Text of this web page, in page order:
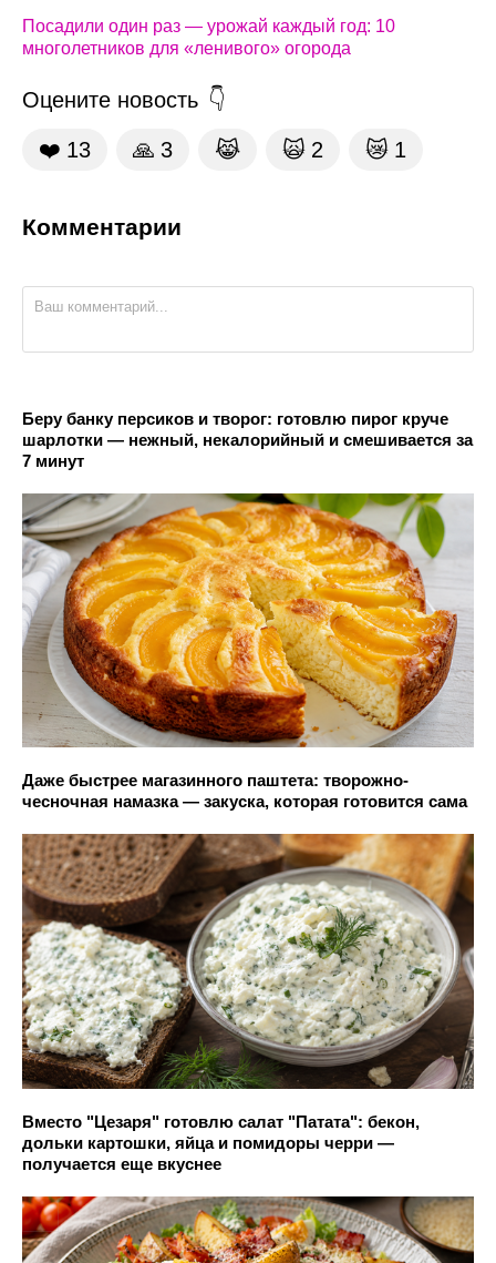
Посадили один раз — урожай каждый год: 10
многолетников для «ленивого» огорода
Оцените новость
❤️ 13 🙏 3 😹 🙀 2 😿 1
Комментарии
Беру банку персиков и творог: готовлю пирог круче
шарлотки — нежный, некалорийный и смешивается за
7 минут
Даже быстрее магазинного паштета: творожно-
чесночная намазка — закуска, которая готовится сама
Вместо "Цезаря" готовлю салат "Патата": бекон,
дольки картошки, яйца и помидоры черри —
получается еще вкуснее